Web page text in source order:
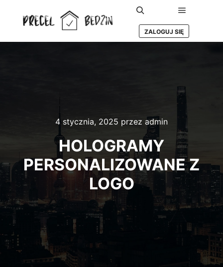
Szukaj Główne
ZALOGUJ SIĘ
4 stycznia, 2025 przez admin
HOLOGRAMY
PERSONALIZOWANE Z
LOGO